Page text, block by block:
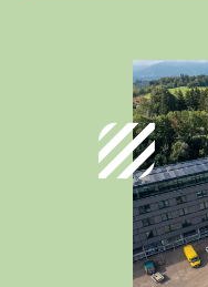
Deutsch
Österreich
Deutsch
Italia